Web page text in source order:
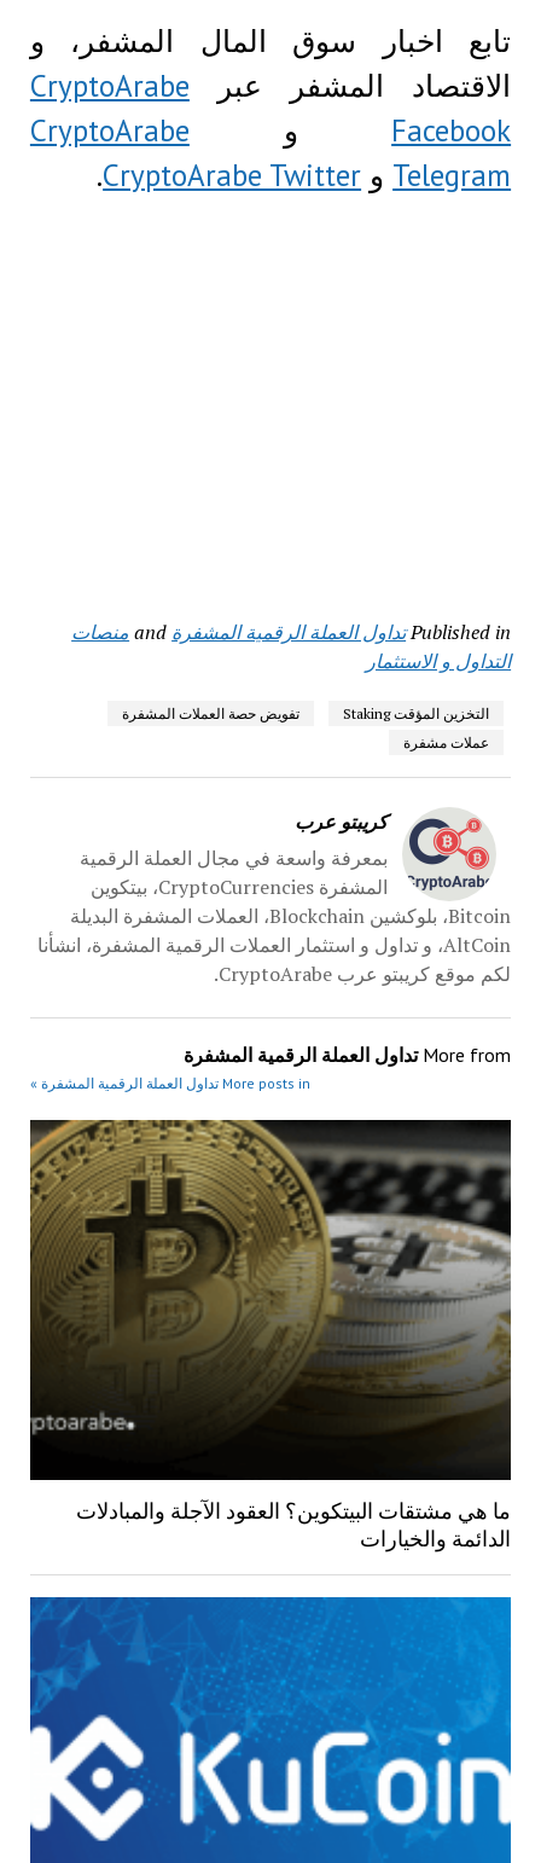
تابع اخبار سوق المال المشفر، و
الاقتصاد المشفر عبر CryptoArabe
Facebook و CryptoArabe
Telegram و CryptoArabe Twitter
.
Published inتداول العملة الرقمية المشفرة
منصات
التداول و الاستثمار
التخزين المؤقت Staking
تفويض حصة العملات المشفرة
عملات مشفرة
كريبتو عرب
بمعرفة واسعة في مجال العملة الرقمية
المشفرة CryptoCurrencies، بيتكوين
Bitcoin، بلوكشين Blockchain، العملات المشفرة البديلة
AltCoin، و تداول و استثمار العملات الرقمية المشفرة، انشأنا
لكم موقع كريبتو عرب CryptoArabe.
More from تداول العملة الرقمية المشفرة
More posts in تداول العملة الرقمية المشفرة »
ما هي مشتقات البيتكوين؟ العقود الآجلة والمبادلات
الدائمة والخيارات